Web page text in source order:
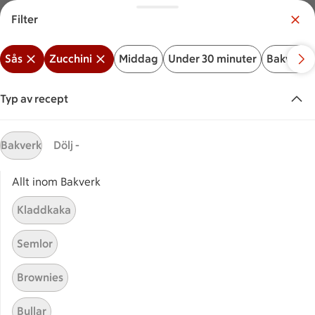
Meny Logga in
Vilken är din butik? Välj butik
Start
Sök ingrediens eller recept
Inga förslag
Sås
ReceptVisar 20 stycken
(20)
Salsicciapasta
Filter
Sås Zucchini Middag Under 30 minuter Bakverk
Typ av recept
Bakverk Dölj -
Allt inom Bakverk
Kladdkaka
Semlor
Brownies
Bullar